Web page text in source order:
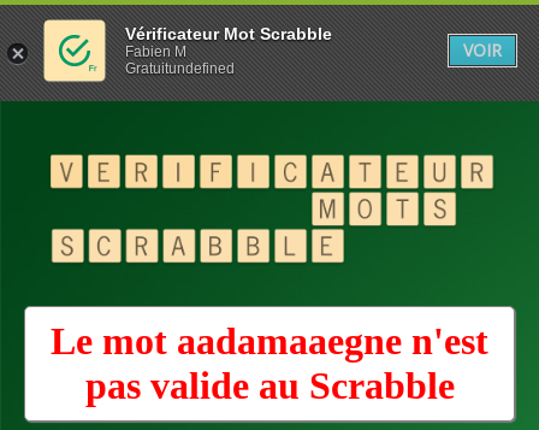
Le mot aadamaaegne n'est
pas valide au Scrabble
Vérificateur Mot Scrabble
Fabien M
Gratuitundefined
VOIR